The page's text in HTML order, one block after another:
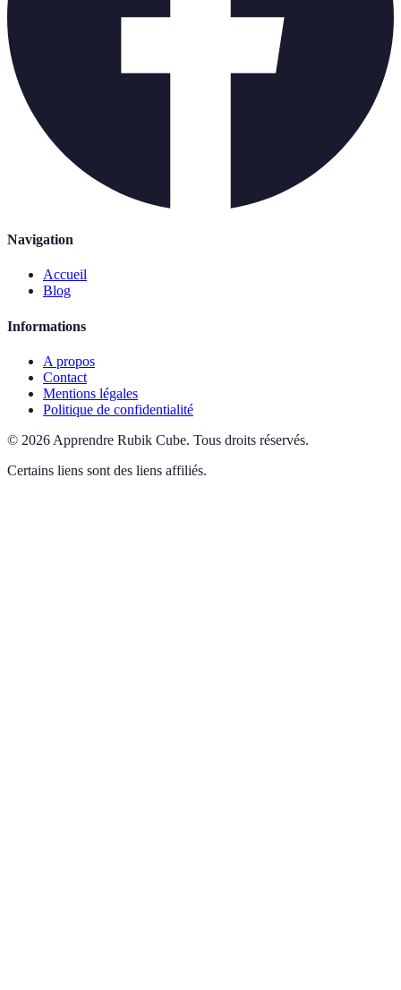
Navigation
Accueil
Blog
Informations
A propos
Contact
Mentions légales
Politique de confidentialité
© 2026 Apprendre Rubik Cube. Tous droits réservés.
Certains liens sont des liens affiliés.